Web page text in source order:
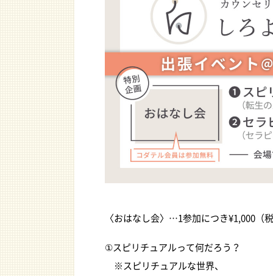
〈おはなし会〉…1参加につき¥1,000（
①スピリチュアルって何だろう？
※スピリチュアルな世界、